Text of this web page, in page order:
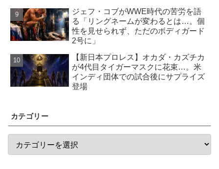
ジェフ・コブがWWE時代の苦労を語
る「リングネームが変わるとは…。個
性を見せられず、ただのボディガード
2号に」
【新日本プロレス】オカダ・カズチカ
が4代目タイガーマスクに花束…。米
インディ団体での試合後にサプライズ
登場
カテゴリー